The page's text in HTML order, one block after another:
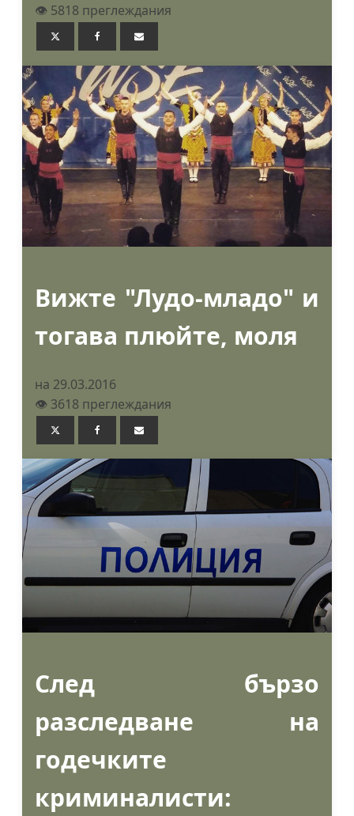
👁️ 5818 преглеждания
Вижте "Лудо-младо" и
тогава плюйте, моля
на 29.03.2016
👁️ 3618 преглеждания
След бързо
разследване на
годечките
криминалисти: